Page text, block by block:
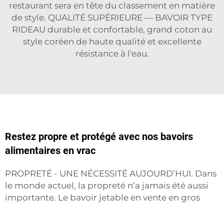
restaurant sera en tête du classement en matière
de style. QUALITÉ SUPÉRIEURE — BAVOIR TYPE
RIDEAU durable et confortable, grand coton au
style coréen de haute qualité et excellente
résistance à l'eau.
Restez propre et protégé avec nos bavoirs
alimentaires en vrac
PROPRETÉ - UNE NÉCESSITÉ AUJOURD’HUI. Dans
le monde actuel, la propreté n’a jamais été aussi
importante. Le bavoir jetable en vente en gros